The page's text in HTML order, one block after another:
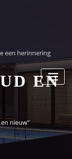
een herinnering
EN
nieuw"